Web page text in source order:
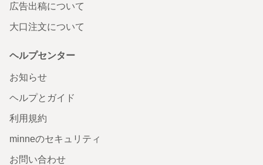
広告出稿について
大口注文について
ヘルプセンター
お知らせ
ヘルプとガイド
利用規約
minneのセキュリティ
お問い合わせ